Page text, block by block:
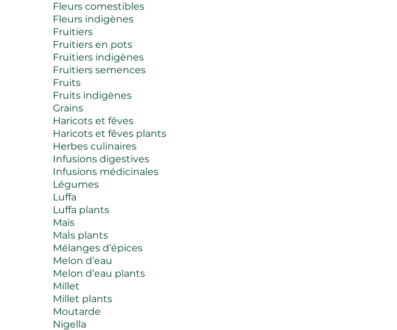
Fleurs comestibles
Fleurs indigènes
Fruitiers
Fruitiers en pots
Fruitiers indigènes
Fruitiers semences
Fruits
Fruits indigènes
Grains
Haricots et fêves
Haricots et fêves plants
Herbes culinaires
Infusions digestives
Infusions médicinales
Légumes
Luffa
Luffa plants
Maïs
MaÏs plants
Mélanges d’épices
Melon d’eau
Melon d’eau plants
Millet
Millet plants
Moutarde
Nigella